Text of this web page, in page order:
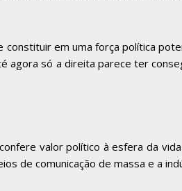
em uma força política
agora só a direita parece ter
valor político à esfera da
de comunicação de massa e a